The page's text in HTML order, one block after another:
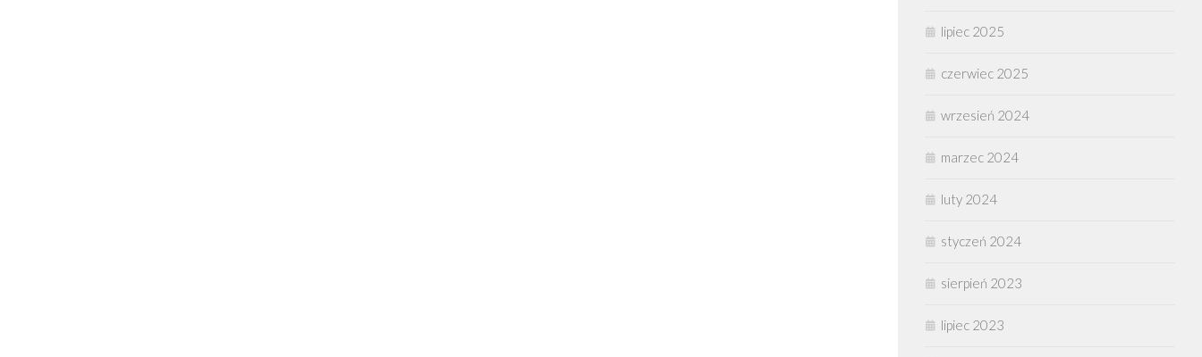
lipiec 2025
czerwiec 2025
wrzesień 2024
marzec 2024
luty 2024
styczeń 2024
sierpień 2023
lipiec 2023